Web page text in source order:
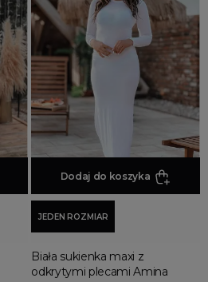
Dodaj do koszyka
JEDEN ROZMIAR
Biała sukienka maxi z
odkrytymi plecami Amina